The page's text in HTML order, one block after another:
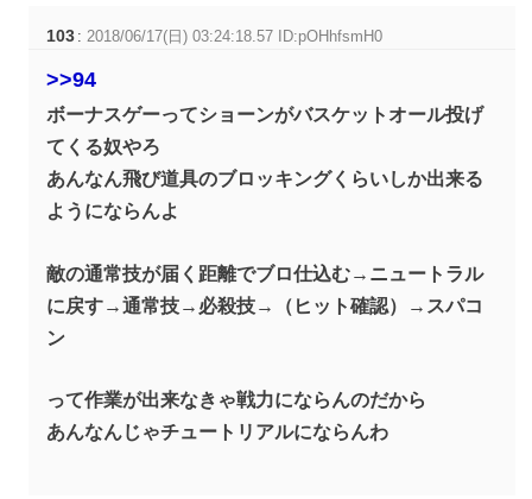
103 :2018/06/17(日) 03:24:18.57 ID:pOHhfsmH0
>>94
ボーナスゲーってショーンがバスケットオール投げ
てくる奴やろ
あんなん飛び道具のブロッキングくらいしか出来る
ようにならんよ
敵の通常技が届く距離でブロ仕込む→ニュートラル
に戻す→通常技→必殺技→（ヒット確認）→スパコ
ン
って作業が出来なきゃ戦力にならんのだから
あんなんじゃチュートリアルにならんわ